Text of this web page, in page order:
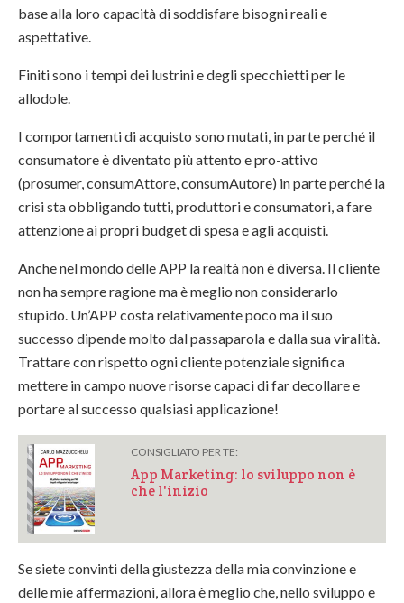
base alla loro capacità di soddisfare bisogni reali e
aspettative.
Finiti sono i tempi dei lustrini e degli specchietti per le
allodole.
I comportamenti di acquisto sono mutati, in parte perché il
consumatore è diventato più attento e pro-attivo
(prosumer, consumAttore, consumAutore) in parte perché la
crisi sta obbligando tutti, produttori e consumatori, a fare
attenzione ai propri budget di spesa e agli acquisti.
Anche nel mondo delle APP la realtà non è diversa. Il cliente
non ha sempre ragione ma è meglio non considerarlo
stupido. Un’APP costa relativamente poco ma il suo
successo dipende molto dal passaparola e dalla sua viralità.
Trattare con rispetto ogni cliente potenziale significa
mettere in campo nuove risorse capaci di far decollare e
portare al successo qualsiasi applicazione!
CONSIGLIATO PER TE:
App Marketing: lo sviluppo non è
che l'inizio
Se siete convinti della giustezza della mia convinzione e
delle mie affermazioni, allora è meglio che, nello sviluppo e